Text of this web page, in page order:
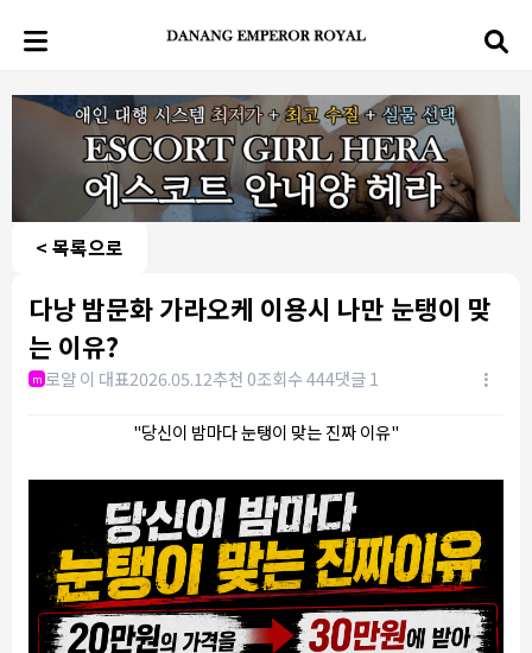
< 목록으로
다낭 밤문화 가라오케 이용시 나만 눈탱이 맞
는 이유?
m 로얄 이 대표2026.05.12추천 0조회수 444댓글 1
"당신이 밤마다 눈탱이 맞는 진짜 이유"